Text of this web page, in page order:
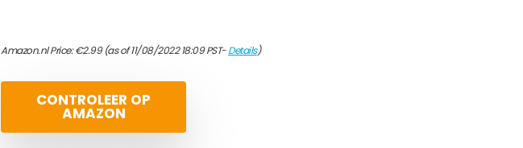
Amazon.nl Price:€2.99(as of 11/08/2022 18:09 PST-Details)
CONTROLEER OP
AMAZON